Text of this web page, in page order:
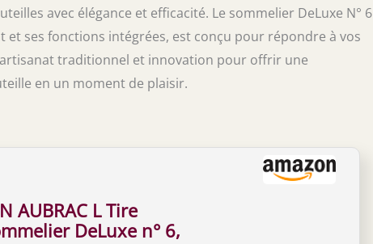
avec élégance et efficacité. Le sommelier DeLuxe N° 6
et ses fonctions intégrées, est conçu pour répondre à vos
traditionnel et innovation pour offrir une
en un moment de plaisir.
AUBRAC L Tire
DeLuxe n° 6,